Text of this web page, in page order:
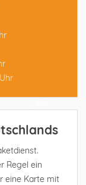
Regel ein
eine Karte mit